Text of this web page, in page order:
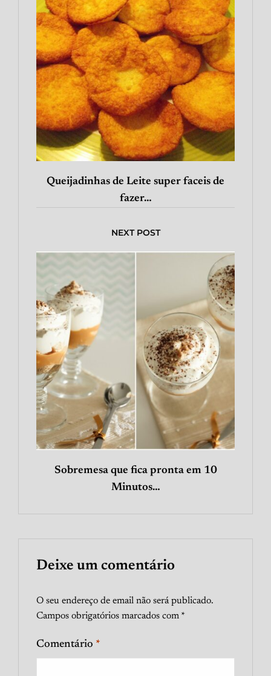
Queijadinhas de Leite super faceis de
fazer…
NEXT POST
Sobremesa que fica pronta em 10
Minutos…
Deixe um comentário
O seu endereço de email não será publicado.
Campos obrigatórios marcados com *
Comentário *